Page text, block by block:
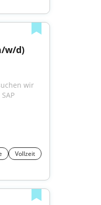
w/d)
wir
Vollzeit